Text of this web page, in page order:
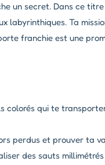
un secret. Dans ce
Ta
franchie est une
colorés qui te
perdus et prouver ta
des sauts